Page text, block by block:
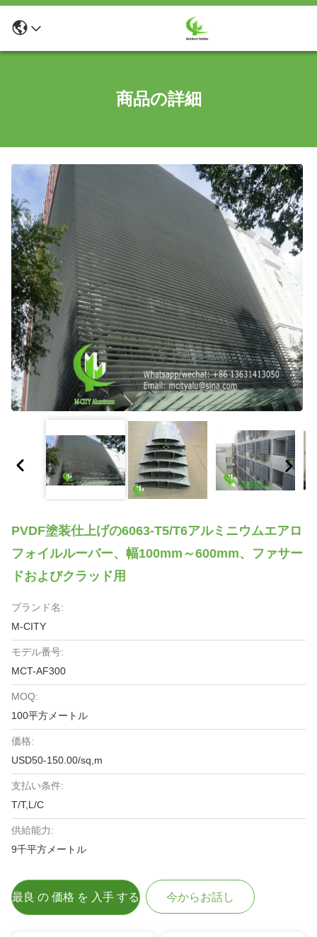
商品の詳細
PVDF塗装仕上げの6063-T5/T6アルミニウムエアロ
フォイルルーバー、幅100mm～600mm、ファサー
ドおよびクラッド用
ブランド名:
M-CITY
モデル番号:
MCT-AF300
MOQ:
100平方メートル
価格:
USD50-150.00/sq,m
支払い条件:
T/T,L/C
供給能力:
9千平方メートル
最良 の 価格 を 入手 する 今からお話し